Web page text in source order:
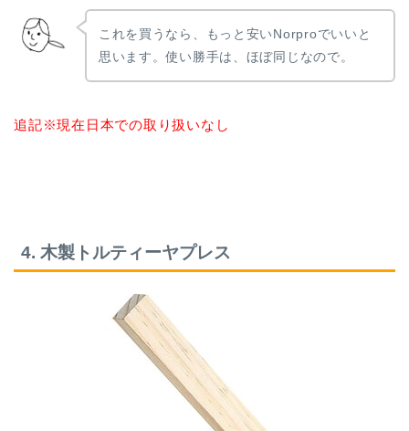
これを買うなら、もっと安いNorproでいいと
思います。使い勝手は、ほぼ同じなので。
追記※現在日本での取り扱いなし
4. 木製トルティーヤプレス